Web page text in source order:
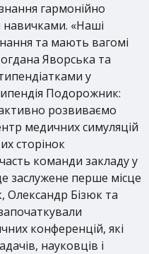
гармонійно
«Наші
та мають вагомі
Яворська та
у
Подорожник:
розвиваємо
медичних симуляцій
сторінок
команди закладу у
заслужене перше місце
Бізюк та
конференцій, які
науковців і